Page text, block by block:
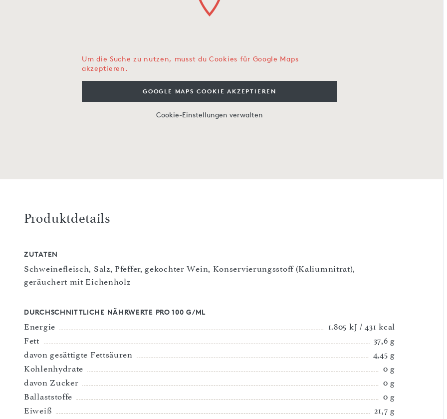
Um die Suche zu nutzen, musst du Cookies für Google Maps
akzeptieren.
GOOGLE MAPS COOKIE AKZEPTIEREN
Cookie-Einstellungen verwalten
Produktdetails
ZUTATEN
Schweinefleisch, Salz, Pfeffer, gekochter Wein, Konservierungsstoff (Kaliumnitrat),
geräuchert mit Eichenholz
DURCHSCHNITTLICHE NÄHRWERTE PRO 100 G/ML
Energie
1.805 kJ / 431 kcal
Fett
37,6 g
davon gesättigte Fettsäuren
4,45 g
Kohlenhydrate
0 g
davon Zucker
0 g
Ballaststoffe
0 g
Eiweiß
21,7 g